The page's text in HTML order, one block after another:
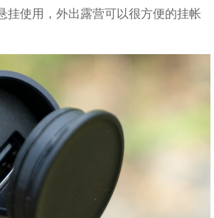
挂使用，外出露营可以很方便的挂帐